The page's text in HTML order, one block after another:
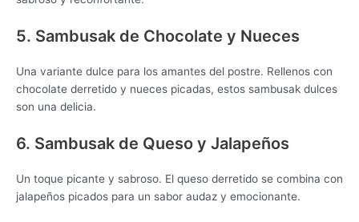
5. Sambusak de Chocolate y Nueces
Una variante dulce para los amantes del postre. Rellenos con
chocolate derretido y nueces picadas, estos sambusak dulces
son una delicia.
6. Sambusak de Queso y Jalapeños
Un toque picante y sabroso. El queso derretido se combina con
jalapeños picados para un sabor audaz y emocionante.